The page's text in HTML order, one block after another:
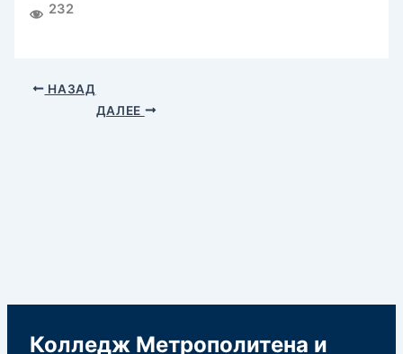
232
НАЗАД
ДАЛЕЕ
Колледж Метрополитена и